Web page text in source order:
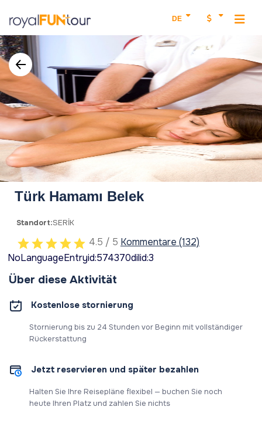
DE
Türk Hamamı Belek
Standort:SERİK
4.5 / 5 Kommentare (132)
NoLanguageEntryid:574370dilid:3
Über diese Aktivität
Kostenlose stornierung
Stornierung bis zu 24 Stunden vor Beginn mit vollständiger
Rückerstattung
Jetzt reservieren und später bezahlen
Halten Sie Ihre Reisepläne flexibel — buchen Sie noch
heute Ihren Platz und zahlen Sie nichts